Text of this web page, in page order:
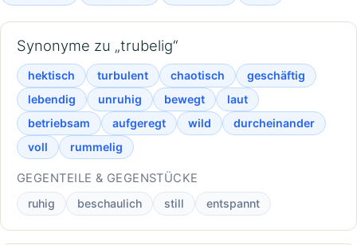
Synonyme zu „trubelig“
hektisch turbulent chaotisch
geschäftig
lebendig
unruhig bewegt
laut
betriebsam
aufgeregt wild
durcheinander
voll
rummelig
GEGENTEILE & GEGENSTÜCKE
ruhig beschaulich still entspannt